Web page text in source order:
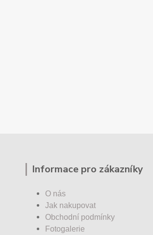
Informace pro zákazníky
O nás
Jak nakupovat
Obchodní podmínky
Fotogalerie